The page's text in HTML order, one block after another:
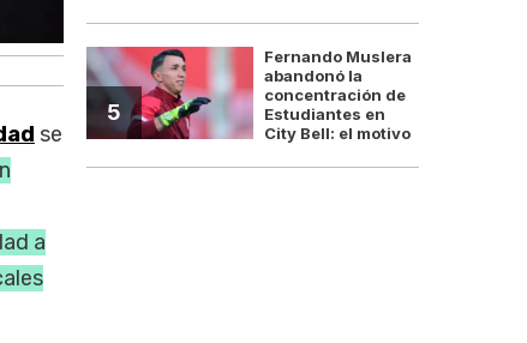
se
a
5
Fernando Muslera
abandonó la
concentración de
Estudiantes en
City Bell: el motivo